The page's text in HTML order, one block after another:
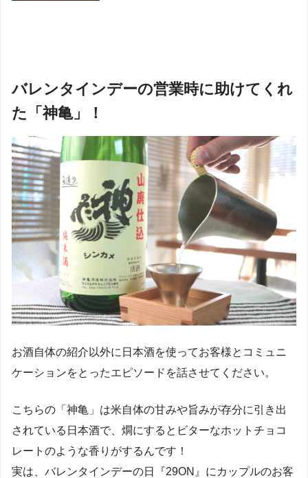
バレンタインデーの営業時に助けてくれ
た「神亀」！
お酒自体の紹介以外に日本酒を使ってお客様とコミュニ
ケーションをとったエピソードを話させてください。
こちらの「神亀」は米自体の甘みや旨みが存分に引き出
されている日本酒で、燗にするとビターなホットチョコ
レートのような香りがするんです！
実は、バレンタインデーの日『29ON』にカップルのお客